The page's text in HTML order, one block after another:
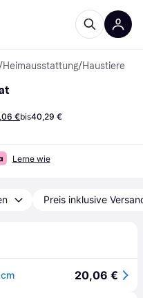
/Heimausstattung/Haustiere
€bis40,29 €
Lerne wie
Preis inklusive
20,06 €